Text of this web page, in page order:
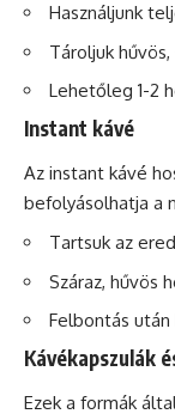
Használjunk
Tároljuk
Lehetőleg 1-2
Instant kávé
Az instant kávé
befolyásolhatja a
Tartsuk az
Száraz, hűvös
Felbontás
Kávékapszulák
Ezek a formák